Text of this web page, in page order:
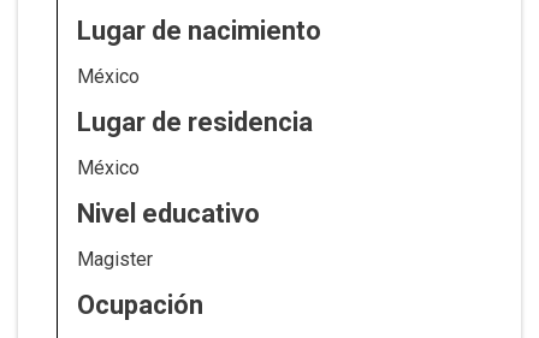
Lugar de nacimiento
México
Lugar de residencia
México
Nivel educativo
Magister
Ocupación